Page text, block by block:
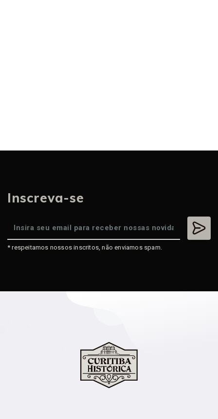
Inscreva-se
* respeitamos nossos inscritos, não enviamos spam.